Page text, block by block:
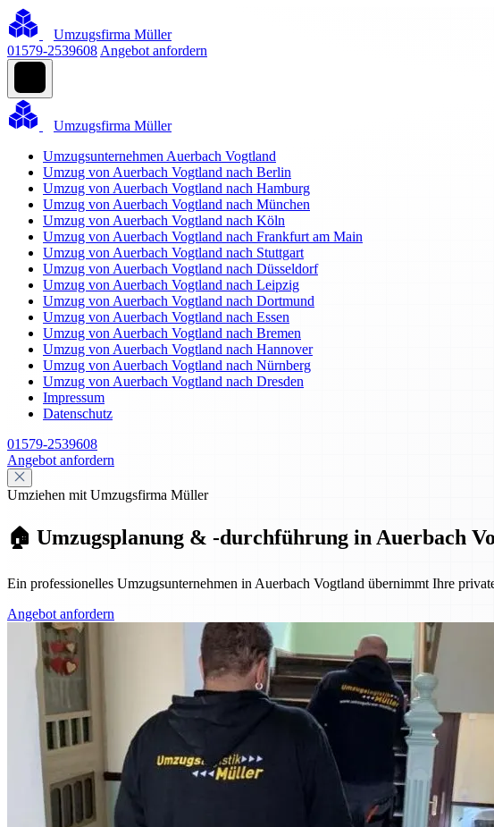
Umzugsfirma Müller
01579-2539608 Angebot anfordern
Umzugsfirma Müller
Umzugsunternehmen Auerbach Vogtland
Umzug von Auerbach Vogtland nach Berlin
Umzug von Auerbach Vogtland nach Hamburg
Umzug von Auerbach Vogtland nach München
Umzug von Auerbach Vogtland nach Köln
Umzug von Auerbach Vogtland nach Frankfurt am Main
Umzug von Auerbach Vogtland nach Stuttgart
Umzug von Auerbach Vogtland nach Düsseldorf
Umzug von Auerbach Vogtland nach Leipzig
Umzug von Auerbach Vogtland nach Dortmund
Umzug von Auerbach Vogtland nach Essen
Umzug von Auerbach Vogtland nach Bremen
Umzug von Auerbach Vogtland nach Hannover
Umzug von Auerbach Vogtland nach Nürnberg
Umzug von Auerbach Vogtland nach Dresden
Impressum
Datenschutz
01579-2539608
Angebot anfordern
Umziehen mit Umzugsfirma Müller
🏠 Umzugsplanung & -durchführung in Auerbach
Ein professionelles Umzugsunternehmen in Auerbach Vogtland übernimmt Ihre
Angebot anfordern